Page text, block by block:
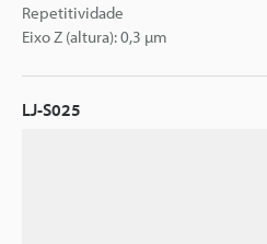
Repetitividade
Eixo Z (altura): 0,3 µm
LJ-S025